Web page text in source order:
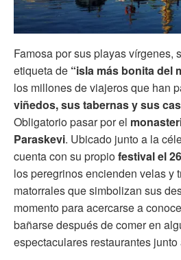
Famosa por sus playas vírgenes,
etiqueta de “isla más bonita del
los millones de viajeros que han
viñedos, sus tabernas y sus
Obligatorio pasar por el
Paraskevi. Ubicado junto a la
cuenta con su propiofestival el
los peregrinos encienden velas y
matorrales que simbolizan sus
momento para acercarse a
bañarse después de comer en
espectaculares restaurantes junto